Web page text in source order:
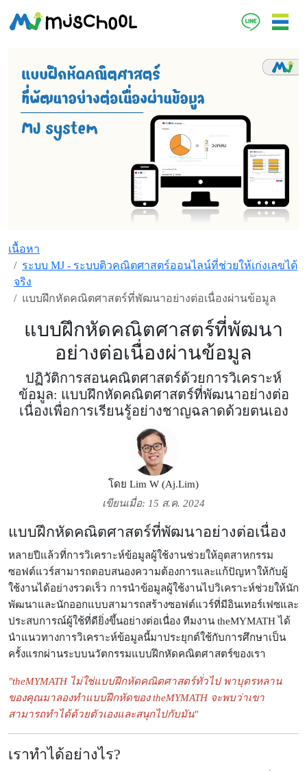
เนื้อหา
ระบบ MJ - ระบบติวคณิตศาสตร์ออนไลน์ที่ช่วยให้เก่งเลขได้
จริง
แบบฝึกหัดคณิตศาสตร์ที่พัฒนาอย่างต่อเนื่องผ่านข้อมูล
แบบฝึกหัดคณิตศาสตร์ที่พัฒนา
อย่างต่อเนื่องผ่านข้อมูล
ปฏิวัติการสอนคณิตศาสตร์ด้วยการวิเคราะห์
ข้อมูล: แบบฝึกหัดคณิตศาสตร์ที่พัฒนาอย่างต่อ
เนื่องเพื่อการเรียนรู้อย่างชาญฉลาดด้วยตนเอง
โดย Lim W (Aj.Lim)
เขียนเมื่อ: 15 ส.ค. 2024
แบบฝึกหัดคณิตศาสตร์ที่พัฒนาอย่างต่อเนื่อง
หลายปีแล้วที่การวิเคราะห์ข้อมูลผู้ใช้งานช่วยให้อุตสาหกรรม
ซอฟต์แวร์สามารถตอบสนองความต้องการและแก้ปัญหาให้กับผู้
ใช้งานได้อย่างรวดเร็ว การนำข้อมูลผู้ใช้งานไปวิเคราะห์ช่วยให้นัก
พัฒนาและนักออกแบบสามารถสร้างซอฟต์แวร์ที่มีอินเทอร์เฟซและ
ประสบการณ์ผู้ใช้ที่ดียิ่งขึ้นอย่างต่อเนื่อง ทีมงาน theMYMATH ได้
นำแนวทางการวิเคราะห์ข้อมูลนี้มาประยุกต์ใช้กับการศึกษาเป็น
ครั้งแรกผ่านระบบนวัตกรรมแบบฝึกหัดคณิตศาสตร์ของเรา
"theMYMATH ไม่ใช่แบบฝึกหัดคณิตศาสตร์ทั่วไป พาบุตรหลาน
ของคุณมาลองทำแบบฝึกหัดของ theMYMATH จะพบว่าเขา
สามารถทำได้ด้วยตัวเองและสนุกไปกับมัน"
เราทำได้อย่างไร?